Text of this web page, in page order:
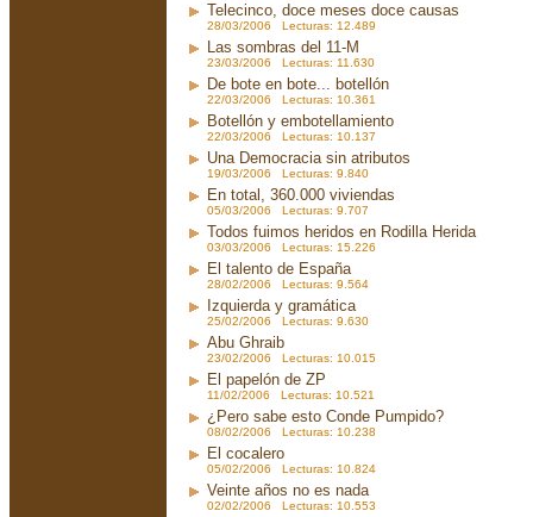
Telecinco, doce meses doce causas
28/03/2006 Lecturas: 12.489
Las sombras del 11-M
23/03/2006 Lecturas: 11.630
De bote en bote... botellón
22/03/2006 Lecturas: 10.361
Botellón y embotellamiento
22/03/2006 Lecturas: 10.137
Una Democracia sin atributos
19/03/2006 Lecturas: 9.840
En total, 360.000 viviendas
05/03/2006 Lecturas: 9.707
Todos fuimos heridos en Rodilla Herida
03/03/2006 Lecturas: 15.226
El talento de España
28/02/2006 Lecturas: 9.564
Izquierda y gramática
25/02/2006 Lecturas: 9.630
Abu Ghraib
23/02/2006 Lecturas: 10.015
El papelón de ZP
11/02/2006 Lecturas: 10.521
¿Pero sabe esto Conde Pumpido?
08/02/2006 Lecturas: 10.238
El cocalero
05/02/2006 Lecturas: 10.824
Veinte años no es nada
02/02/2006 Lecturas: 10.553